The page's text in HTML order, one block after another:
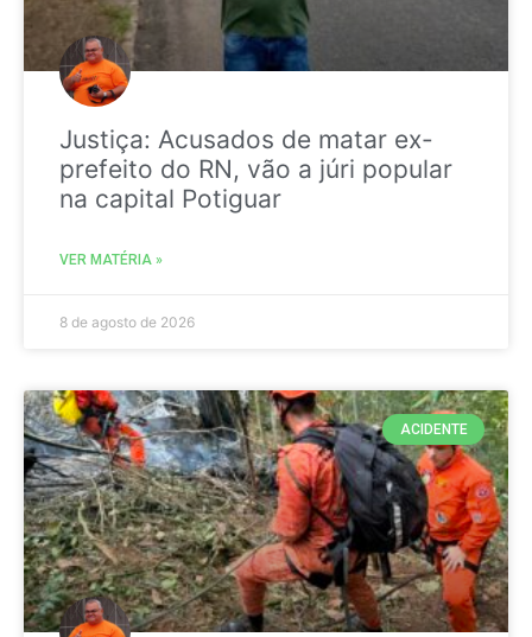
Justiça: Acusados de matar ex-
prefeito do RN, vão a júri popular
na capital Potiguar
VER MATÉRIA »
8 de agosto de 2026
ACIDENTE